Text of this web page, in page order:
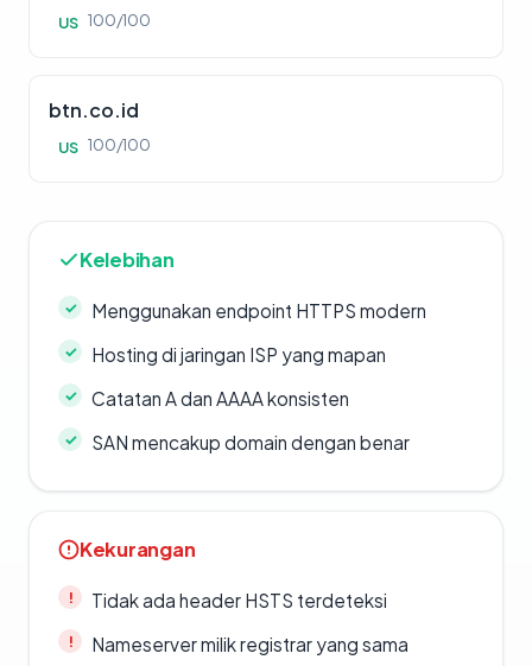
US 100/100
btn.co.id
US 100/100
Kelebihan
Menggunakan endpoint HTTPS modern
Hosting di jaringan ISP yang mapan
Catatan A dan AAAA konsisten
SAN mencakup domain dengan benar
Kekurangan
Tidak ada header HSTS terdeteksi
Nameserver milik registrar yang sama